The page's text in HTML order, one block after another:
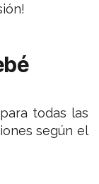
todas las
según el